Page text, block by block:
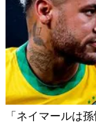
「ネイマールは